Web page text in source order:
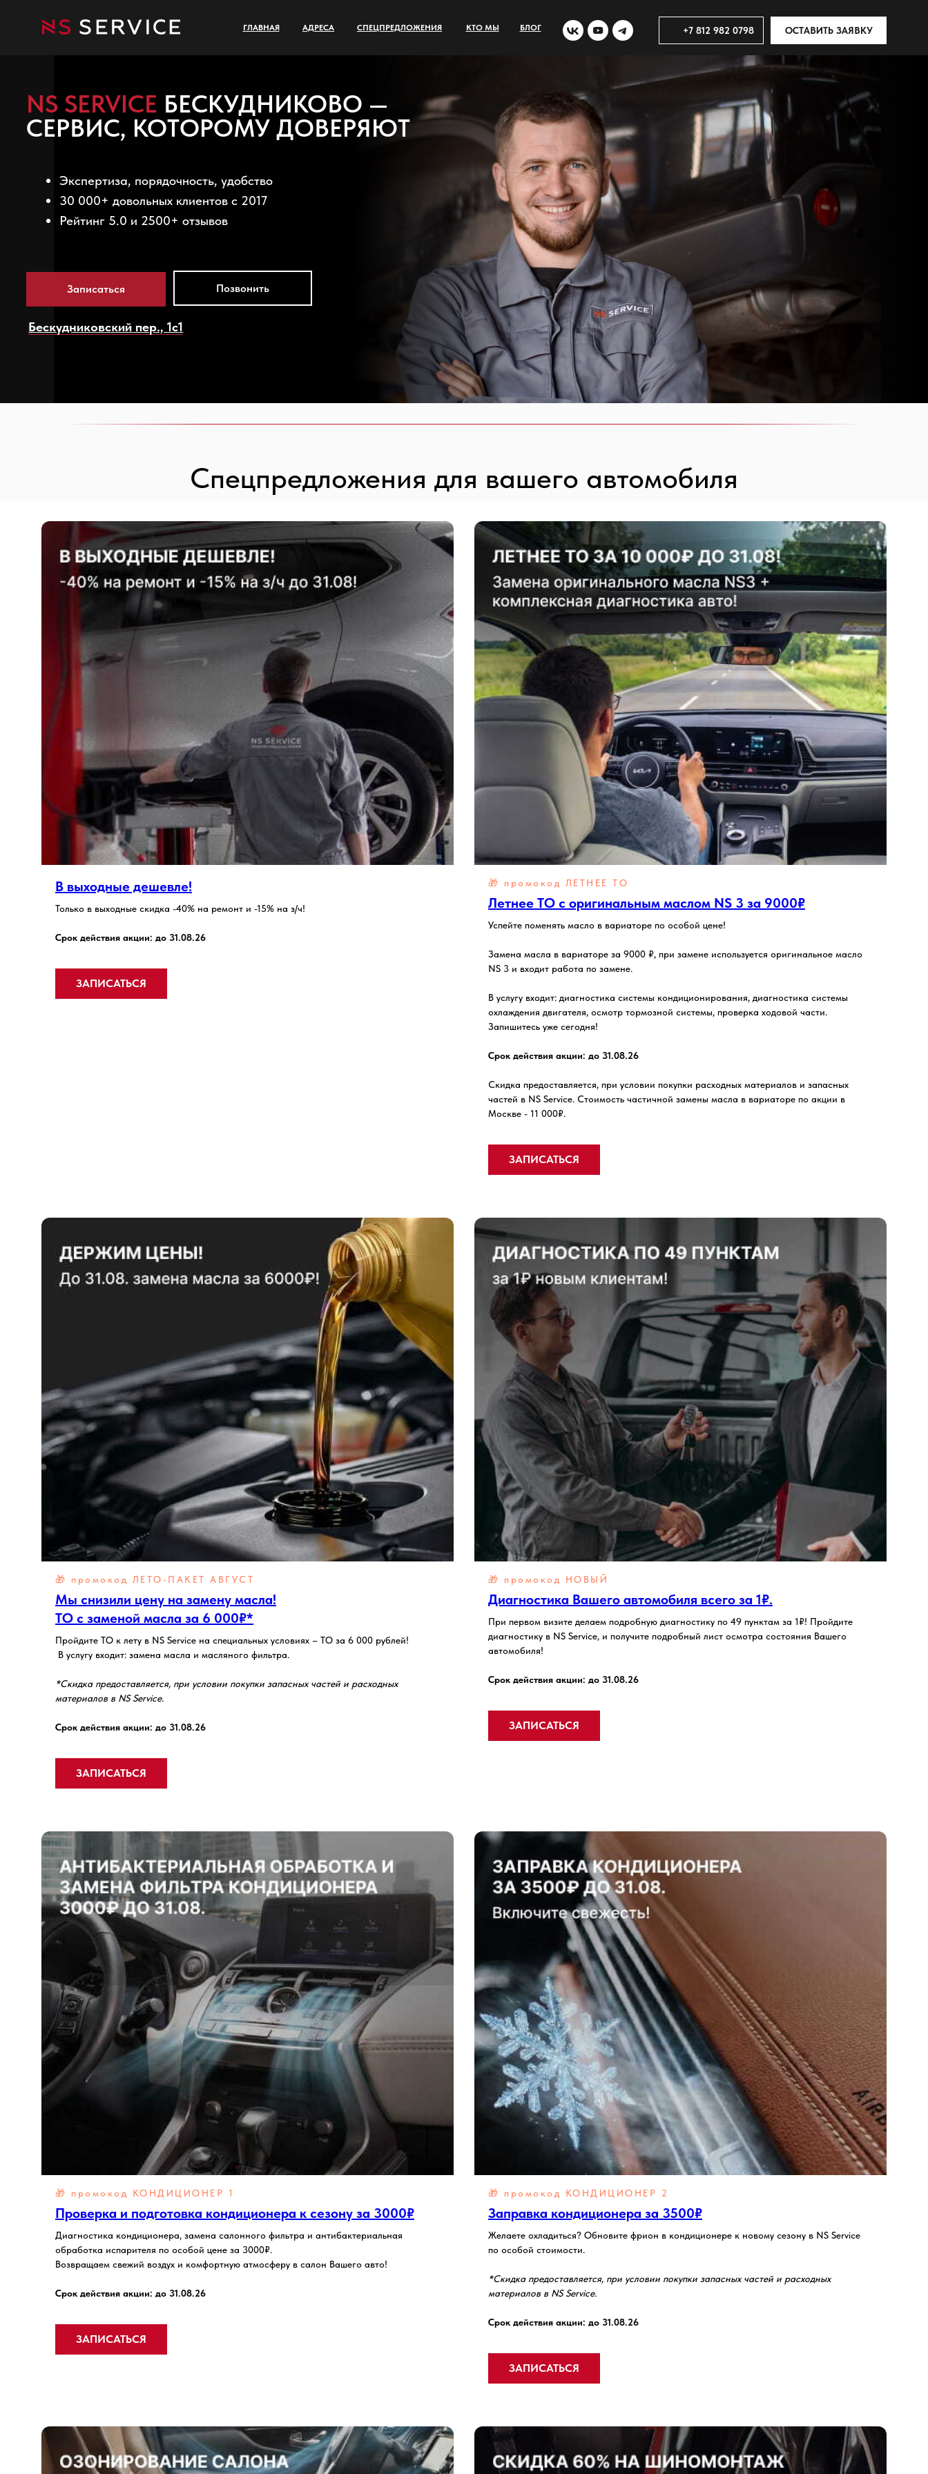
БЛОГ
КТО МЫ
СПЕЦПРЕДЛОЖЕНИЯ
АДРЕСА
ГЛАВНАЯ +7 812 982 0798 ОСТАВИТЬ ЗАЯВКУ
NS SERVICEБЕСКУДНИКОВО —
СЕРВИС, КОТОРОМУ ДОВЕРЯЮТ
Бескудниковский пер., 1с1
30 000+ довольных клиентов c 2017
Рейтинг 5.0 и 2500+ отзывов
Спецпредложения для вашего автомобиля
В выходные дешевле!
Только в выходные скидка -40% на ремонт и -15% на з/ч!
Срок действия акции: до 31.08.26
ЗАПИСАТЬСЯ
🎁 промокод ЛЕТНЕЕ ТО
Летнее ТО с оригинальным маслом NS 3 за 9000₽
Успейте поменять масло в вариаторе по особой цене!
Замена масла в вариаторе за 9000 ₽, при замене используется оригинальное масло
NS 3 и входит работа по замене.
В услугу входит: диагностика системы кондиционирования, диагностика системы
охлаждения двигателя, осмотр тормозной системы, проверка ходовой части.
Запишитесь уже сегодня!
Срок действия акции: до 31.08.26
Скидка предоставляется, при условии покупки расходных материалов и запасных
частей в NS Service. Стоимость частичной замены масла в вариаторе по акции в
Москве - 11 000₽.
ЗАПИСАТЬСЯ
🎁 промокод ЛЕТО-ПАКЕТ АВГУСТ
Мы снизили цену на замену масла!
ТО с заменой масла за 6 000₽*
Пройдите ТО к лету в NS Service на специальных условиях – ТО за 6 000 рублей!
В услугу входит: замена масла и масляного фильтра.
*Скидка предоставляется, при условии покупки запасных частей и расходных
материалов в NS Service.
Срок действия акции: до 31.08.26
ЗАПИСАТЬСЯ
🎁 промокод НОВЫЙ
Диагностика Вашего автомобиля всего за 1₽.
При первом визите делаем подробную диагностику по 49 пунктам за 1₽! Пройдите
диагностику в NS Service, и получите подробный лист осмотра состояния Вашего
автомобиля!
Срок действия акции: до 31.08.26
ЗАПИСАТЬСЯ
🎁 промокод КОНДИЦИОНЕР 1
Проверка и подготовка кондиционера к сезону за 3000₽
Диагностика кондиционера, замена салонного фильтра и антибактериальная
обработка испарителя по особой цене за 3000₽.
Возвращаем свежий воздух и комфортную атмосферу в салон Вашего авто!
Срок действия акции: до 31.08.26
ЗАПИСАТЬСЯ
🎁 промокод КОНДИЦИОНЕР 2
Заправка кондиционера за 3500₽
Желаете охладиться? Обновите фрион в кондиционере к новому сезону в NS Service
по особой стоимости.
*Скидка предоставляется, при условии покупки запасных частей и расходных
материалов в NS Service.
Срок действия акции: до 31.08.26
ЗАПИСАТЬСЯ